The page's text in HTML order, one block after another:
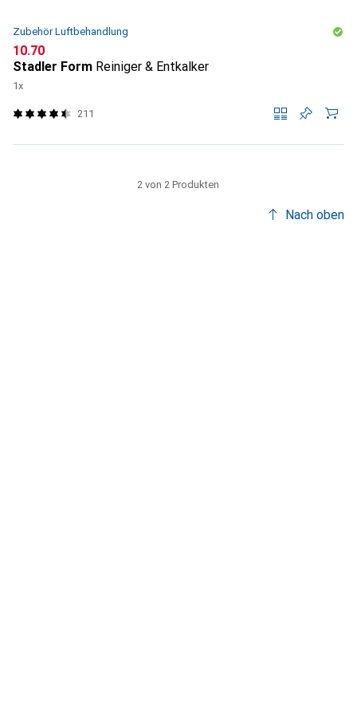
Zubehör Luftbehandlung
CHF
10.70
Stadler Form Reiniger & Entkalker
1x
211
2 von 2 Produkten
Nach oben